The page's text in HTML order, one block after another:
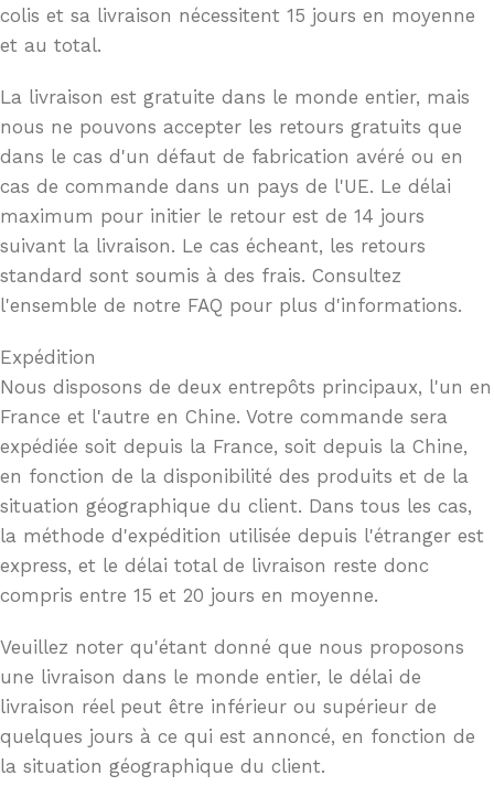
colis et sa livraison nécessitent 15 jours en moyenne
et au total.
La livraison est gratuite dans le monde entier, mais
nous ne pouvons accepter les retours gratuits que
dans le cas d'un défaut de fabrication avéré ou en
cas de commande dans un pays de l'UE. Le délai
maximum pour initier le retour est de 14 jours
suivant la livraison. Le cas écheant, les retours
standard sont soumis à des frais. Consultez
l'ensemble de notre FAQ pour plus d'informations.
Expédition
Nous disposons de deux entrepôts principaux, l'un en
France et l'autre en Chine. Votre commande sera
expédiée soit depuis la France, soit depuis la Chine,
en fonction de la disponibilité des produits et de la
situation géographique du client. Dans tous les cas,
la méthode d'expédition utilisée depuis l'étranger est
express, et le délai total de livraison reste donc
compris entre 15 et 20 jours en moyenne.
Veuillez noter qu'étant donné que nous proposons
une livraison dans le monde entier, le délai de
livraison réel peut être inférieur ou supérieur de
quelques jours à ce qui est annoncé, en fonction de
la situation géographique du client.